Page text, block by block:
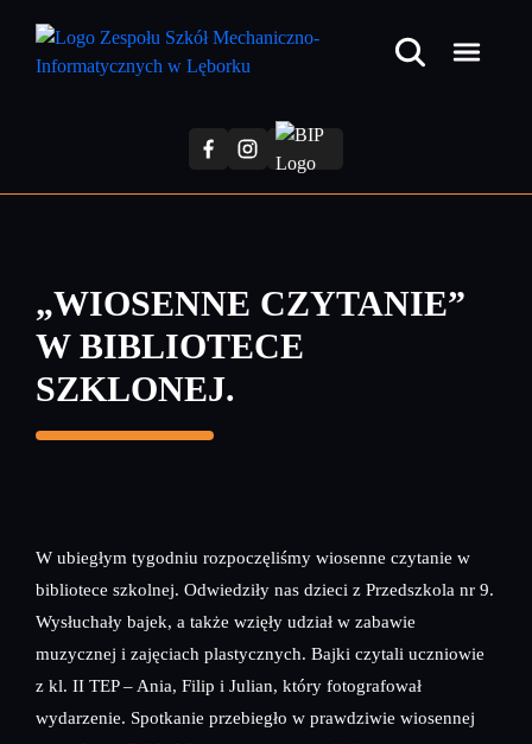
treści
„WIOSENNE CZYTANIE”
W BIBLIOTECE
SZKLONEJ.
W ubiegłym tygodniu rozpoczęliśmy wiosenne czytanie w
bibliotece szkolnej. Odwiedziły nas dzieci z Przedszkola nr 9.
Wysłuchały bajek, a także wzięły udział w zabawie
muzycznej i zajęciach plastycznych. Bajki czytali uczniowie
z kl. II TEP – Ania, Filip i Julian, który fotografował
wydarzenie. Spotkanie przebiegło w prawdziwie wiosennej